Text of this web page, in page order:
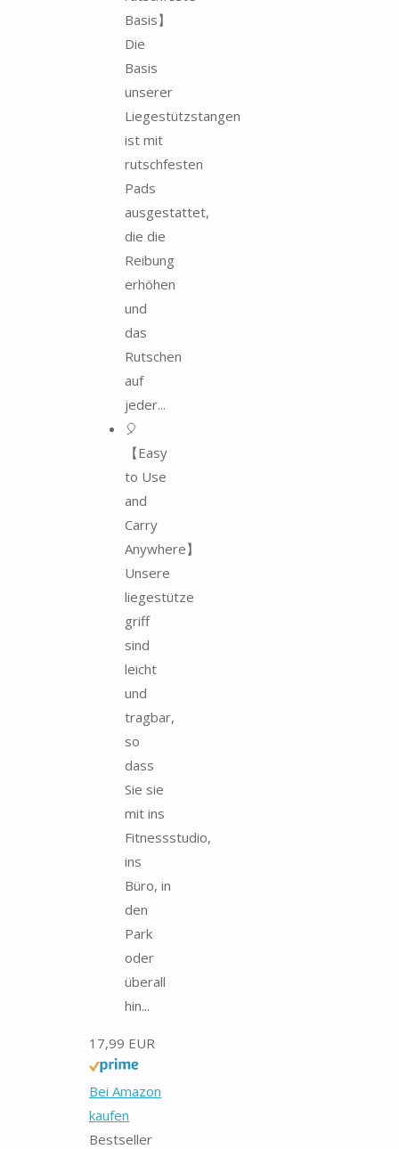
Basis】
Die
Basis
unserer
Liegestützstangen
ist mit
rutschfesten
Pads
ausgestattet,
die die
Reibung
erhöhen
und
das
Rutschen
auf
jeder...
🎈
【Easy
to Use
and
Carry
Anywhere】
Unsere
liegestütze
griff
sind
leicht
und
tragbar,
so
dass
Sie sie
mit ins
Fitnessstudio,
ins
Büro, in
den
Park
oder
überall
hin...
17,99 EUR
Bei Amazon
kaufen
Bestseller